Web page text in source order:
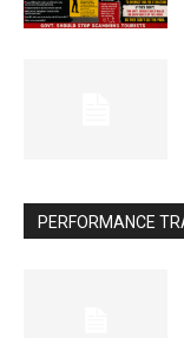
PERFORMANCE